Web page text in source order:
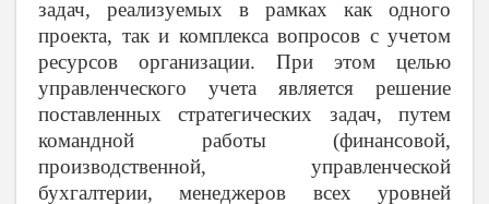
задач, реализуемых в рамках как одного
проекта, так и комплекса вопросов с учетом
ресурсов организации. При этом целью
управленческого учета является решение
поставленных стратегических задач, путем
командной работы (финансовой,
производственной, управленческой
бухгалтерии, менеджеров всех уровней